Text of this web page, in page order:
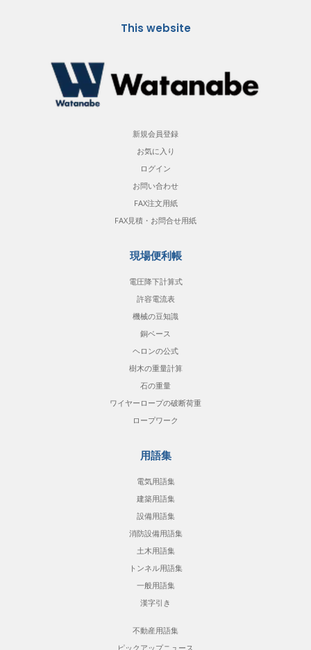
This website
新規会員登録
お気に入り
ログイン
お問い合わせ
FAX注文用紙
FAX見積・お問合せ用紙
現場便利帳
電圧降下計算式
許容電流表
機械の豆知識
銅ベース
ヘロンの公式
樹木の重量計算
石の重量
ワイヤーロープの破断荷重
ロープワーク
用語集
電気用語集
建築用語集
設備用語集
消防設備用語集
土木用語集
トンネル用語集
一般用語集
漢字引き
不動産用語集
ピックアップニュース